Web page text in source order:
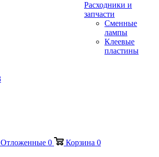
Расходники и
запчасти
Сменные
лампы
Клеевые
пластины
Отложенные 0 Корзина 0